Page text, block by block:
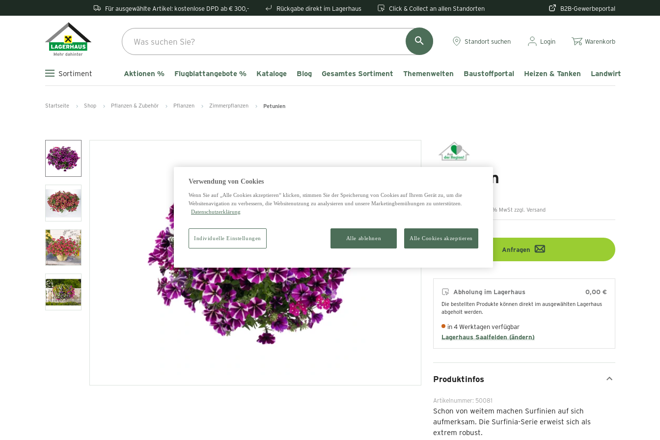
Für ausgewählte Artikel: kostenlose DPD ab € 300,- Rückgabe direkt im Lagerhaus Click & Collect an allen Standorten B2B-Gewerbeportal
Standort suchen Login Warenkorb
Sortiment Aktionen % Flugblattangebote % Kataloge Blog Gesamtes Sortiment Themenwelten Baustoffportal Heizen & Tanken Landwirtschaft &
Startseite Shop Pflanzen & Zubehör Pflanzen Zimmerpflanzen Petunien
Petunien
3,69 € inkl. 13% MwSt zzgl. Versand
Anfragen
Abholung im Lagerhaus 0,00 €
Die bestellten Produkte können direkt im ausgewählten Lagerhaus
abgeholt werden.
in 4 Werktagen verfügbar
Lagerhaus Saalfelden (ändern)
Produktinfos
Artikelnummer: 50081
Schon von weitem machen Surfinien auf sich
aufmerksam. Die Surfinia-Serie erweist sich als
extrem robust.
Verwendung von Cookies
Wenn Sie auf „Alle Cookies akzeptieren“ klicken, stimmen Sie der Speicherung von Cookies auf Ihrem Gerät zu, um die
Websitenavigation zu verbessern, die Websitenutzung zu analysieren und unsere Marketingbemühungen zu unterstützen.
Datenschutzerklärung
Alle ablehnen Alle Cookies akzeptieren
Individuelle Einstellungen